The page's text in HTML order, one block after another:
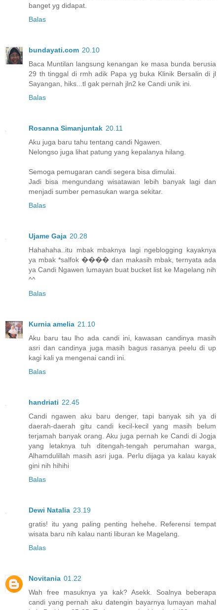
banget yg didapat.
Balas
bundayati.com 20.10
Baca Muntilan langsung kenangan ke masa bunda berusia
29 th tinggal di rmh adik Papa yg buka Klinik Bersalin di jl
Sayangan, hiks...tl gak pernah jln2 ke Candi unik ini.
Balas
Rosanna Simanjuntak 20.11
Aku juga baru tahu tentang candi Ngawen.
Nelongso juga lihat patung yang kepalanya hilang.
Semoga pemugaran candi segera bisa dimulai.
Jadi bisa mengundang wisatawan lebih banyak lagi dan
menjadi sumber pemasukan warga sekitar.
Balas
Ujame Gaja 20.28
Hahahaha..itu mbak mbaknya lagi ngeblogging kayaknya
ya mbak *salfok ���� dan makasih mbak, ternyata ada
ya Candi Ngawen lumayan buat bucket list ke Magelang nih
^^
Balas
Kurnia amelia 21.10
Aku baru tau lho ada candi ini, kawasan candinya masih
asri dan candinya juga masih bagus rasanya peelu di up
kagi kali ya mengenai candi ini.
Balas
handriati 22.45
Candi ngawen aku baru denger, tapi banyak sih ya di
daerah-daerah gitu candi kecil-kecil yang masih belum
terjamah banyak orang. Aku juga pernah ke Candi di Jogja
yang letaknya tuh ditengah-tengah perumahan warga,
Alhamdulillah masih asri juga. Perlu dijaga ya kalau kayak
gini nih hihihi
Balas
Dewi Natalia 23.19
gratis! itu yang paling penting hehehe. Referensi tempat
wisata baru nih kalau nanti liburan ke Magelang.
Balas
Novitania 01.22
Wah free masuknya ya kak? Asekk. Soalnya beberapa
candi yang pernah aku datengin bayarnya lumayan mahal